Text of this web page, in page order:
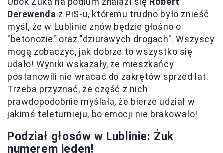
Derewenda z PiS-u, któremu trudno było znieść
myśl, że w Lublinie znów będzie głośno o
"betonozie" oraz "dziurawych drogach". Wszyscy
mogą zobaczyć, jak dobrze to wszystko się
udało! Wyniki wskazały, że mieszkańcy
postanowili nie wracać do zakrętów sprzed lat.
Trzeba przyznać, że część z nich
prawdopodobnie myślała, że bierze udział w
jakimś teleturnieju, bo emocji nie brakowało!
Podział głosów w Lublinie: Żuk
numerem jeden!